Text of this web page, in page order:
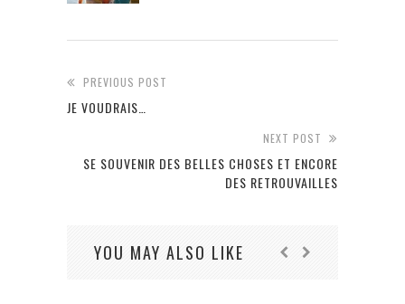
PREVIOUS POST
JE VOUDRAIS…
NEXT POST
SE SOUVENIR DES BELLES CHOSES ET ENCORE
DES RETROUVAILLES
YOU MAY ALSO LIKE